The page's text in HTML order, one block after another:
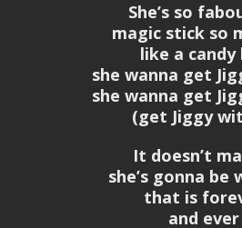
She’s so
magic stick so
like a candy
she wanna get
she wanna get
(get Jiggy
It doesn’t
she’s gonna be
that is
and ever